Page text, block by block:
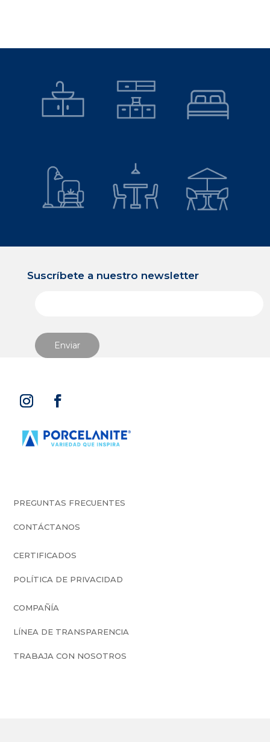
Suscríbete a nuestro newsletter
PREGUNTAS FRECUENTES
CONTÁCTANOS
CERTIFICADOS
POLÍTICA DE PRIVACIDAD
COMPAÑÍA
LÍNEA DE TRANSPARENCIA
TRABAJA CON NOSOTROS